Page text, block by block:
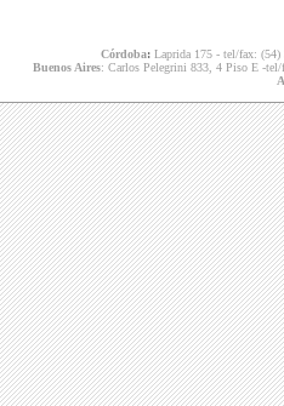
Córdoba: Laprida 175 - tel/fax: (54)
Buenos Aires: Carlos Pelegrini 833, 4 Piso E -